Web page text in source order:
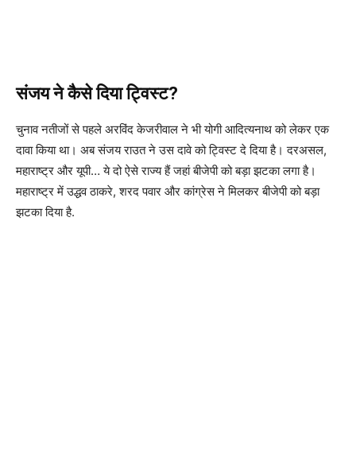
संजय ने कैसे दिया ट्विस्ट?
चुनाव नतीजों से पहले अरविंद केजरीवाल ने भी योगी आदित्यनाथ को लेकर एक
दावा किया था। अब संजय राउत ने उस दावे को ट्विस्ट दे दिया है। दरअसल,
महाराष्ट्र और यूपी… ये दो ऐसे राज्य हैं जहां बीजेपी को बड़ा झटका लगा है।
महाराष्ट्र में उद्धव ठाकरे, शरद पवार और कांग्रेस ने मिलकर बीजेपी को बड़ा
झटका दिया है.